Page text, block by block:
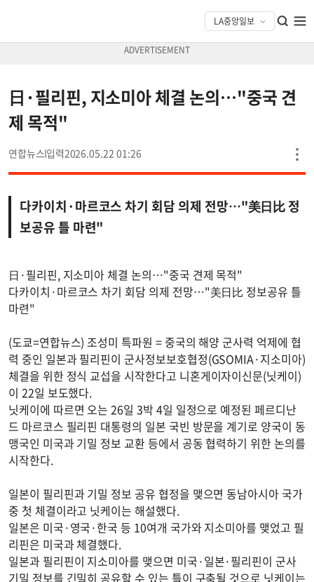
日·필리핀, 지소미아 체결 논의…"중국 견
제 목적"
연합뉴스 2026.05.22 01:26
다카이치·마르코스 차기 회담 의제 전망…"美日比 정
보공유 틀 마련"
日·필리핀, 지소미아 체결 논의…"중국 견제 목적"
다카이치·마르코스 차기 회담 의제 전망…"美日比 정보공유 틀
마련"
(도쿄=연합뉴스) 조성미 특파원 = 중국의 해양 군사력 억제에 협
력 중인 일본과 필리핀이 군사정보보호협정(GSOMIA·지소미아)
체결을 위한 정식 교섭을 시작한다고 니혼게이자이신문(닛케이)
이 22일 보도했다.
닛케이에 따르면 오는 26일 3박 4일 일정으로 예정된 페르디난
드 마르코스 필리핀 대통령의 일본 국빈 방문을 계기로 양국이 동
맹국인 미국과 기밀 정보 교환 등에서 공동 협력하기 위한 논의를
시작한다.
일본이 필리핀과 기밀 정보 공유 협정을 맺으면 동남아시아 국가
중 첫 체결이라고 닛케이는 해설했다.
일본은 미국·영국·한국 등 10여개 국가와 지소미아를 맺었고 필
리핀은 미국과 체결했다.
일본과 필리핀이 지소미아를 맺으면 미국·일본·필리핀이 군사
기밀 정보를 긴밀히 공유할 수 있는 틀이 구축될 것으로 닛케이는